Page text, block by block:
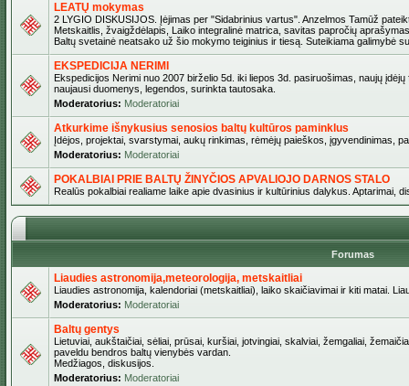
LEATŲ mokymas
2 LYGIO DISKUSIJOS. Įėjimas per "Sidabrinius vartus". Anzelmos Tamūž
Metskaitlis, žvaigždėlapis, Laiko integralinė matrica, savitas papročių
Baltų svetainė neatsako už šio mokymo teiginius ir tiesą. Suteikiama galimybė
EKSPEDICIJA NERIMI
Ekspedicijos Nerimi nuo 2007 birželio 5d. iki liepos 3d. pasiruošimas, naujų
naujausi duomenys, legendos, surinkta tautosaka.
Moderatorius: Moderatoriai
Atkurkime išnykusius senosios baltų kultūros paminklus
Įdėjos, projektai, svarstymai, aukų rinkimas, rėmėjų paieškos, įgyvendinimas,
Moderatorius: Moderatoriai
POKALBIAI PRIE BALTŲ ŽINYČIOS APVALIOJO DARNOS STALO
Realūs pokalbiai realiame laike apie dvasinius ir kultūrinius dalykus. Aptarimai,
Forumas
Liaudies astronomija,meteorologija, metskaitliai
Liaudies astronomija, kalendoriai (metskaitliai), laiko skaičiavimai ir kiti matai.
Moderatorius: Moderatoriai
Baltų gentys
Lietuviai, aukštaičiai, sėliai, prūsai, kuršiai, jotvingiai, skalviai, žemgaliai,
paveldu bendros baltų vienybės vardan.
Medžiagos, diskusijos.
Moderatorius: Moderatoriai